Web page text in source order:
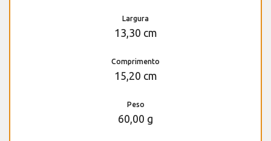
Largura
13,30 cm
Comprimento
15,20 cm
Peso
60,00 g